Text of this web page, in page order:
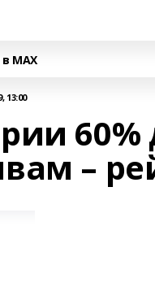
MAX
13:00
60%
–